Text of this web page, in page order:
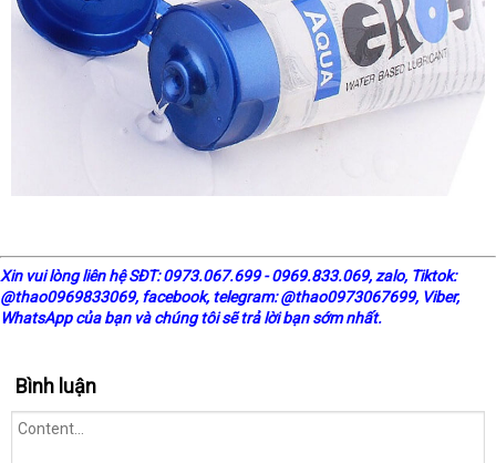
Xin vui lòng liên hệ SĐT: 0973.067.699 - 0969.833.069, zalo, Tiktok:
@thao0969833069, facebook, telegram:@thao0973067699, Viber,
WhatsApp của bạn và chúng tôi sẽ trả lời bạn sớm nhất.
Bình luận